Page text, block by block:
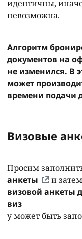
идентичны,
невозможна.
Алгоритм
документов на
не изменился. В
может
времени подачи
Визовые
Просим
анкеты
и
визовой анкеты
виз
у может быть